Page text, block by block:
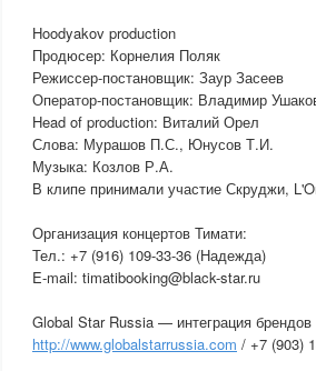
Hoodyakov production
Продюсер: Корнелия Поляк
Режиссер-постановщик: Заур Засеев
Оператор-постановщик: Владимир
Head of production: Виталий Орел
Слова: Мурашов П.С., Юнусов Т.И.
Музыка: Козлов Р.А.
В клипе принимали участие Скруджи,
Организация концертов Тимати:
Тел.: +7 (916) 109-33-36 (Надежда)
E-mail: timatibooking@black-star.ru
Global Star Russia — интеграция
http://www.globalstarrussia.com / +7 (903)